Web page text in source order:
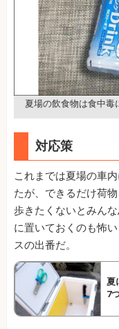
夏場の飲食物は食中毒
対応策
これまでは夏場の車
たが、できるだけ荷
歩きたくないとみん
に置いておくのも怖
スの出番だ。
夏
7